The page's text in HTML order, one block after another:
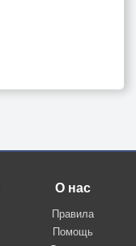
О нас
Правила
Помощь